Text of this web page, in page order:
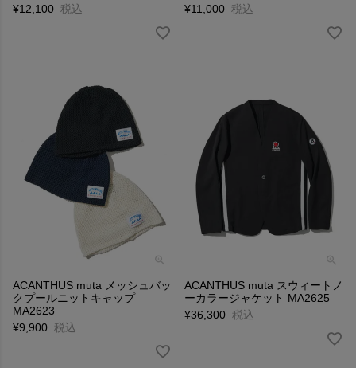
¥12,100 税込
¥11,000 税込
ACANTHUS muta メッシュバッ
クプールニットキャップ
MA2623
¥9,900 税込
ACANTHUS muta スウィートノ
ーカラージャケット MA2625
¥36,300 税込